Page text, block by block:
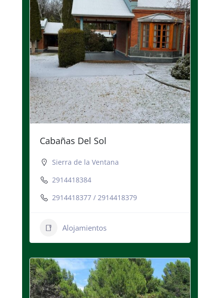
Cabañas Del Sol
Sierra de la Ventana
2914418384
2914418377 / 2914418379
Alojamientos